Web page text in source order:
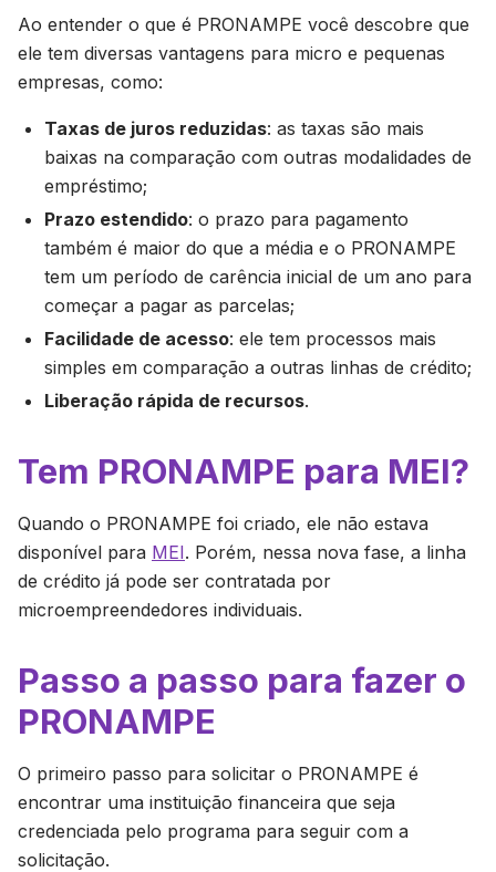
Ao entender o que é PRONAMPE você descobre que
ele tem diversas vantagens para micro e pequenas
empresas, como:
Taxas de juros reduzidas: as taxas são mais
baixas na comparação com outras modalidades de
empréstimo;
Prazo estendido: o prazo para pagamento
também é maior do que a média e o PRONAMPE
tem um período de carência inicial de um ano para
começar a pagar as parcelas;
Facilidade de acesso: ele tem processos mais
simples em comparação a outras linhas de crédito;
Liberação rápida de recursos.
Tem PRONAMPE para MEI?
Quando o PRONAMPE foi criado, ele não estava
disponível para MEI. Porém, nessa nova fase, a linha
de crédito já pode ser contratada por
microempreendedores individuais.
Passo a passo para fazer o
PRONAMPE
O primeiro passo para solicitar o PRONAMPE é
encontrar uma instituição financeira que seja
credenciada pelo programa para seguir com a
solicitação.